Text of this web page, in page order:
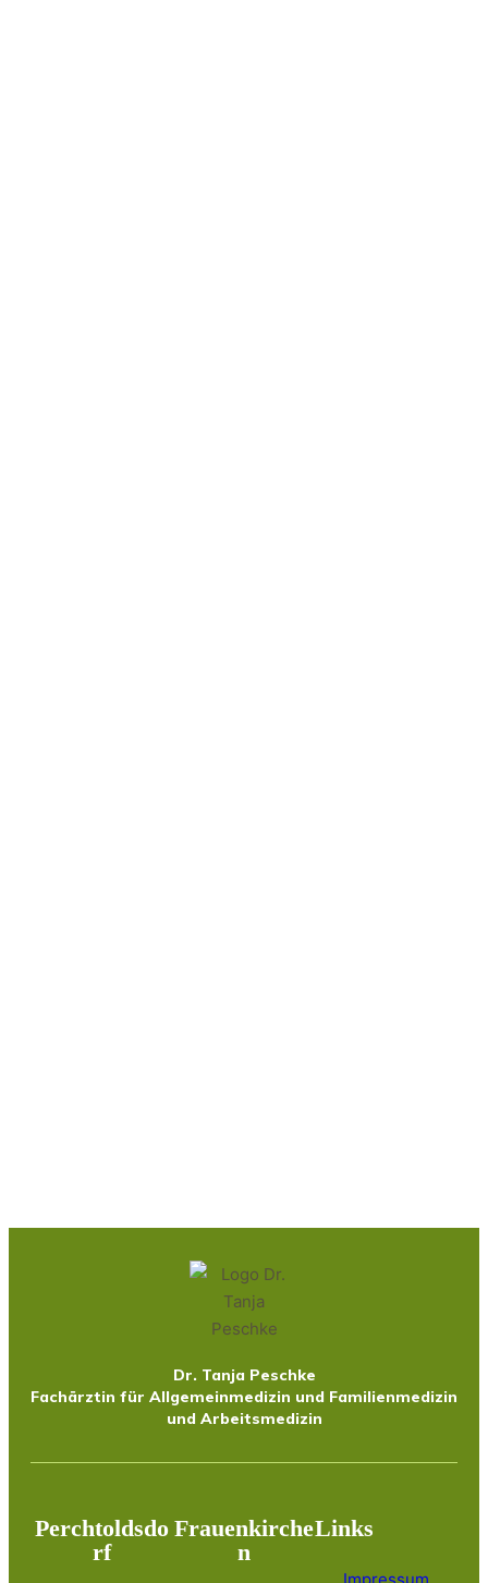
Dr. Tanja Peschke
Fachärztin für Allgemeinmedizin und Familienmedizin
und Arbeitsmedizin
Perchtoldsdo
rf
Frauenkirche
n
Links